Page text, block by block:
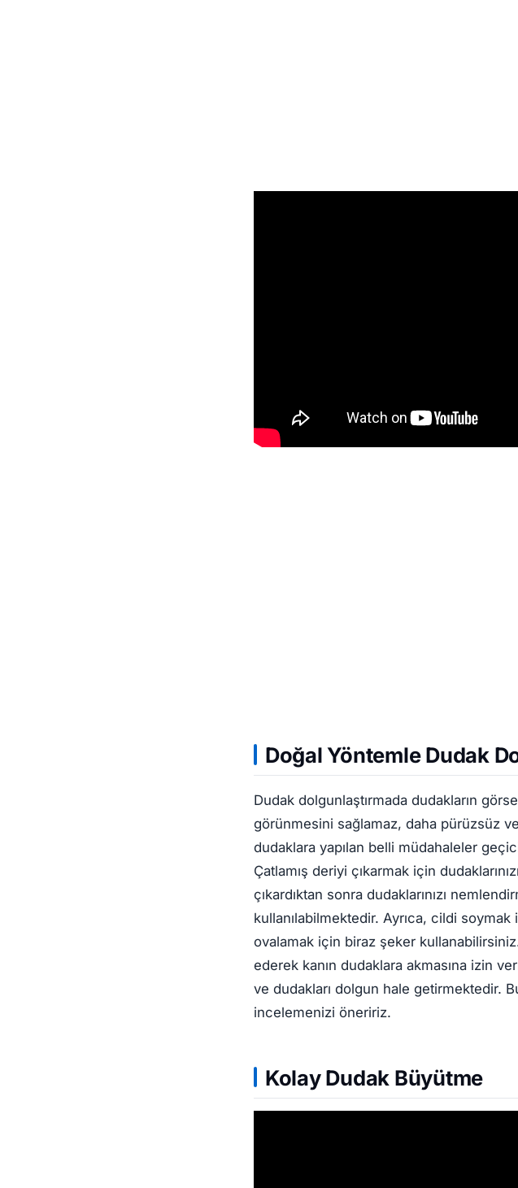
Doğal Yöntemle Dudak
Dudak dolgunlaştırmada dudakların
görünmesini sağlamaz, daha pürüzsüz
dudaklara yapılan belli müdahaleler
Çatlamış deriyi çıkarmak için
çıkardıktan sonra dudaklarınızı
kullanılabilmektedir. Ayrıca, cildi soymak
ovalamak için biraz şeker
ederek kanın dudaklara akmasına izin
ve dudakları dolgun hale getirmektedir.
incelemenizi öneririz.
Kolay Dudak Büyütme